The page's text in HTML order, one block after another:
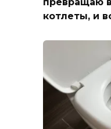
котлеты, и